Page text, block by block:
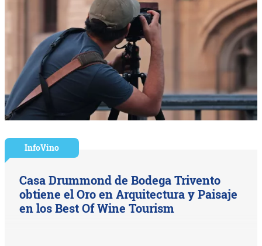
InfoVino
Casa Drummond de Bodega Trivento
obtiene el Oro en Arquitectura y Paisaje
en los Best Of Wine Tourism